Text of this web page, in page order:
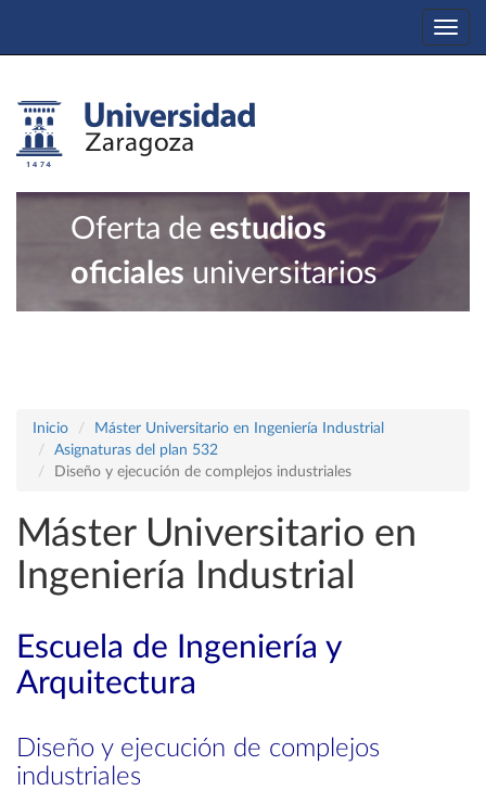
Oferta de estudios
oficiales universitarios
Inicio
Máster Universitario en Ingeniería Industrial
Asignaturas del plan 532
Diseño y ejecución de complejos industriales
Máster Universitario en
Ingeniería Industrial
Escuela de Ingeniería y
Arquitectura
Diseño y ejecución de complejos
industriales